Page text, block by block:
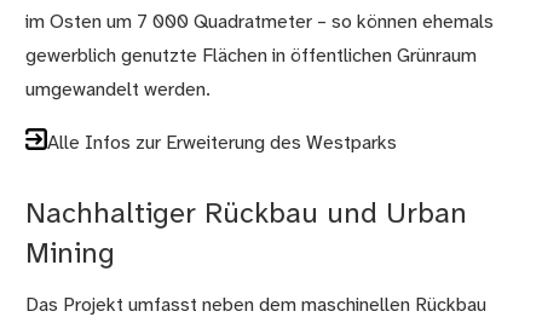
im Osten um 7 000 Quadratmeter – so können ehemals
gewerblich genutzte Flächen in öffentlichen Grünraum
umgewandelt werden.
Alle Infos zur Erweiterung des Westparks
Nachhaltiger Rückbau und Urban
Mining
Das Projekt umfasst neben dem maschinellen Rückbau